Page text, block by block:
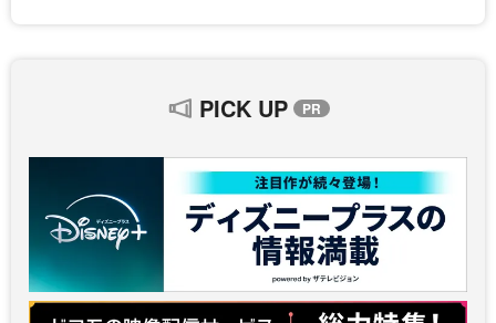
PICK UP